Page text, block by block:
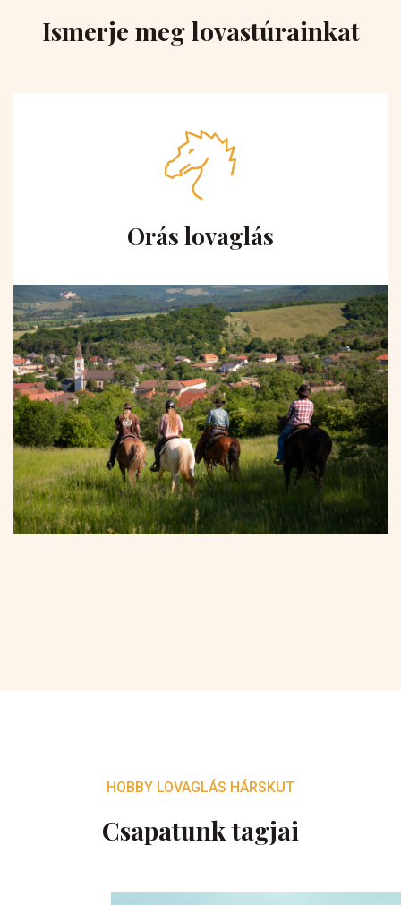
Ismerje meg lovastúrainkat
Orás lovaglás
HOBBY LOVAGLÁS HÁRSKUT
Csapatunk tagjai